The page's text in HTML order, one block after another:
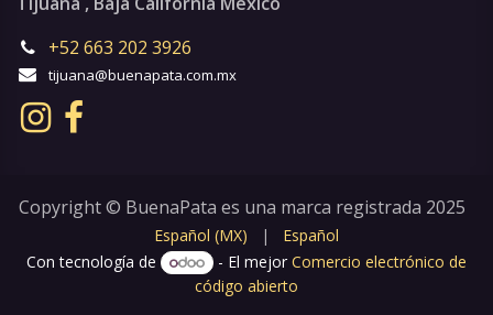
+52 663 202 3926
tijuana@buenapata.com.mx
Copyright © BuenaPata es una marca registrada 2025
Español (MX) |
Español
Con tecnología de
- El mejorComercio electrónico de
código abierto